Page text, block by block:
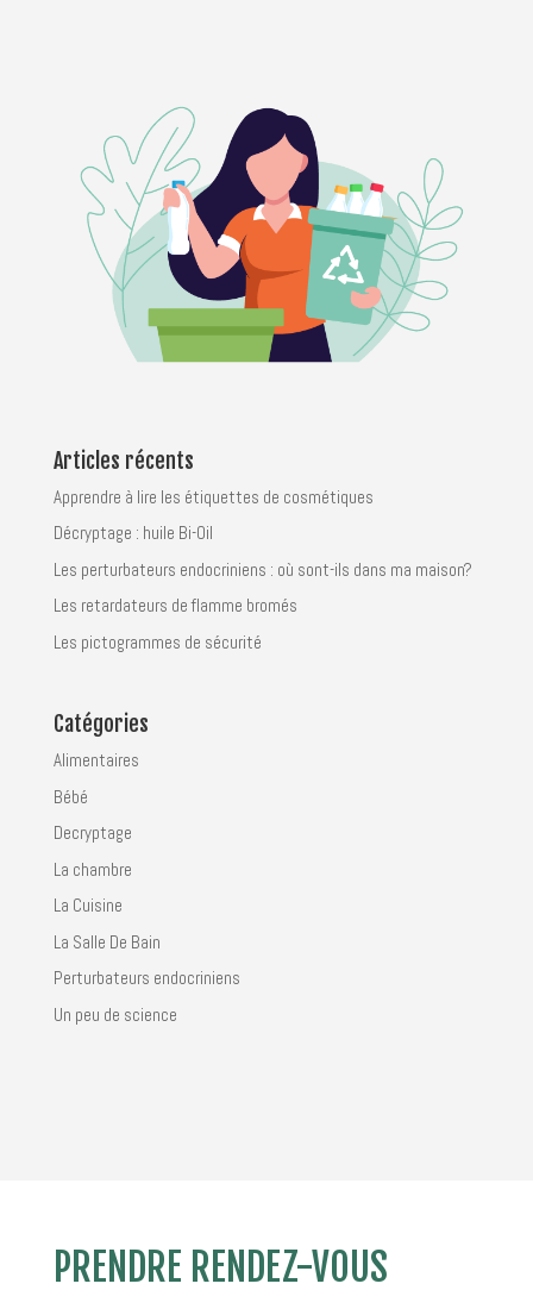
Articles récents
Apprendre à lire les étiquettes de cosmétiques
Décryptage : huile Bi-Oil
Les perturbateurs endocriniens : où sont-ils dans ma maison?
Les retardateurs de flamme bromés
Les pictogrammes de sécurité
Catégories
Alimentaires
Bébé
Decryptage
La chambre
La Cuisine
La Salle De Bain
Perturbateurs endocriniens
Un peu de science
PRENDRE RENDEZ-VOUS